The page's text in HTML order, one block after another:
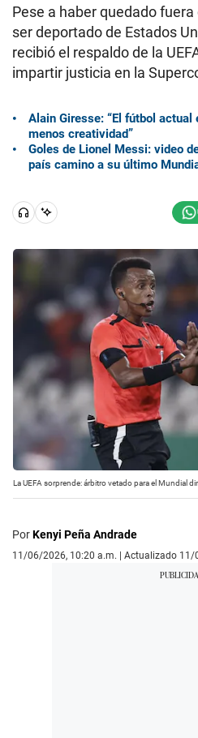
Pese a haber quedado
ser deportado de Estados
recibió el respaldo de la
impartir justicia en la
Alain Giresse: “El fútbol
menos creatividad”
Goles de Lionel Messi: video
país camino a su último
La UEFA sorprende: árbitro vetado para el Mundial
PorKenyi Peña Andrade
11/06/2026, 10:20 a.m. | Actualizado 11/